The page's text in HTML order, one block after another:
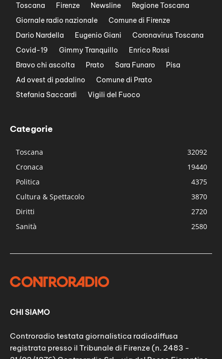
Toscana Firenze Newsline
Regione Toscana
Giornale radio nazionale
Comune di Firenze
Dario Nardella
Eugenio Giani
Coronavirus Toscana
Covid-19
Gimmy Tranquillo
Enrico Rossi
Bravo chi ascolta
Prato Sara Funaro
Pisa
Ad ovest di padalino
Comune di Prato
Stefania Saccardi
Vigili del Fuoco
Categorie
Toscana
32092
Cronaca
19440
Politica
4375
Cultura & Spettacolo
3870
Diritti
2720
Sanità
2580
CHI SIAMO
Controradio testata giornalistica radiodiffusa
registrata presso il Tribunale di Firenze (n. 2483 -